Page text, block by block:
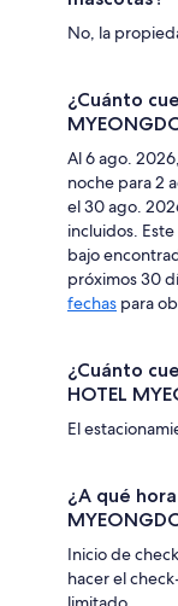
No, la
¿Cuánto
Al 6 ago.
noche para 2
el 30 ago.
incluidos.
bajo
próximos 30
fechas para
¿Cuánto
HOTEL
El
¿A qué
Inicio de
hacer el